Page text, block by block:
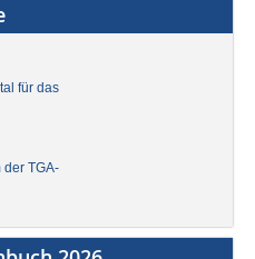
für das
der TGA-